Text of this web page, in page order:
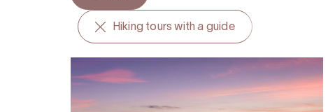
Hiking tours with a guide